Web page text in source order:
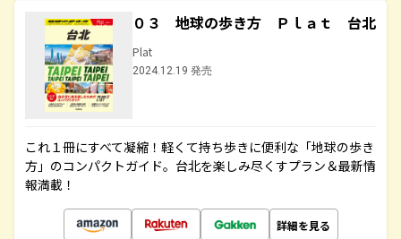
０３ 地球の歩き方 Ｐｌａｔ 台北
Plat
2024.12.19 発売
これ１冊にすべて凝縮！軽くて持ち歩きに便利な「地球の歩き
方」のコンパクトガイド。台北を楽しみ尽くすプラン＆最新情
報満載！
詳細を見る